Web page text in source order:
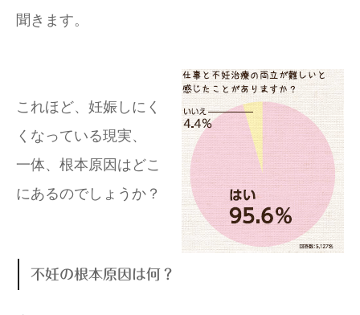
聞きます。
これほど、妊娠しにく
くなっている現実、
一体、根本原因はどこ
にあるのでしょうか？
不妊の根本原因は何？